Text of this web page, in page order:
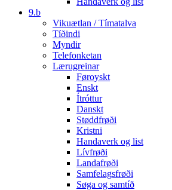
9.b
Vikuætlan / Tímatalva
Tíðindi
Myndir
Telefonketan
Lærugreinar
Føroyskt
Enskt
Ítróttur
Danskt
Støddfrøði
Kristni
Handaverk og list
Lívfrøði
Landafrøði
Samfelagsfrøði
Søga og samtíð